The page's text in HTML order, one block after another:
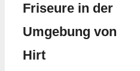
Friseure in der
Umgebung von
Hirt